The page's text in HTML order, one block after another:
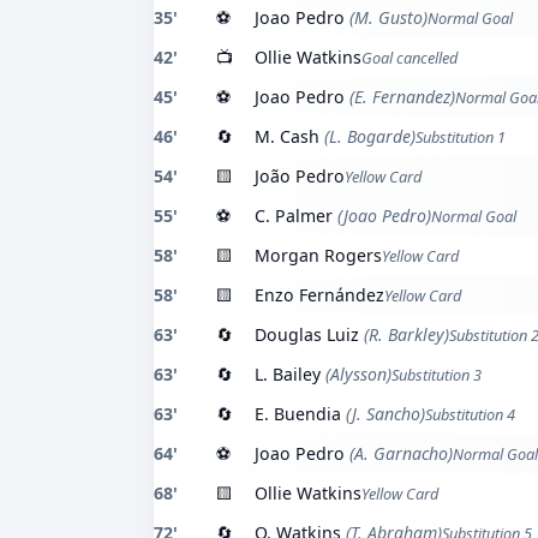
35' ⚽ Joao Pedro (M. Gusto)Normal Goal
42' 📺 Ollie WatkinsGoal cancelled
45' ⚽ Joao Pedro (E. Fernandez)Normal
46' 🔄 M. Cash (L. Bogarde)Substitution 1
54' 🟨 João PedroYellow Card
55' ⚽ C. Palmer (Joao Pedro)Normal Goal
58' 🟨 Morgan RogersYellow Card
58' 🟨 Enzo FernándezYellow Card
63' 🔄 Douglas Luiz (R. Barkley)Substitution 2
63' 🔄 L. Bailey (Alysson)Substitution 3
63' 🔄 E. Buendia (J. Sancho)Substitution 4
64' ⚽ Joao Pedro (A. Garnacho)Normal Goal
68' 🟨 Ollie WatkinsYellow Card
72' 🔄 O. Watkins (T. Abraham)Substitution 5